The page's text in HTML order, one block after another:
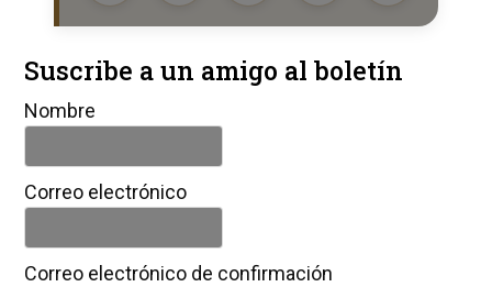
Suscribe a un amigo al boletín
Nombre
Correo electrónico
Correo electrónico de confirmación